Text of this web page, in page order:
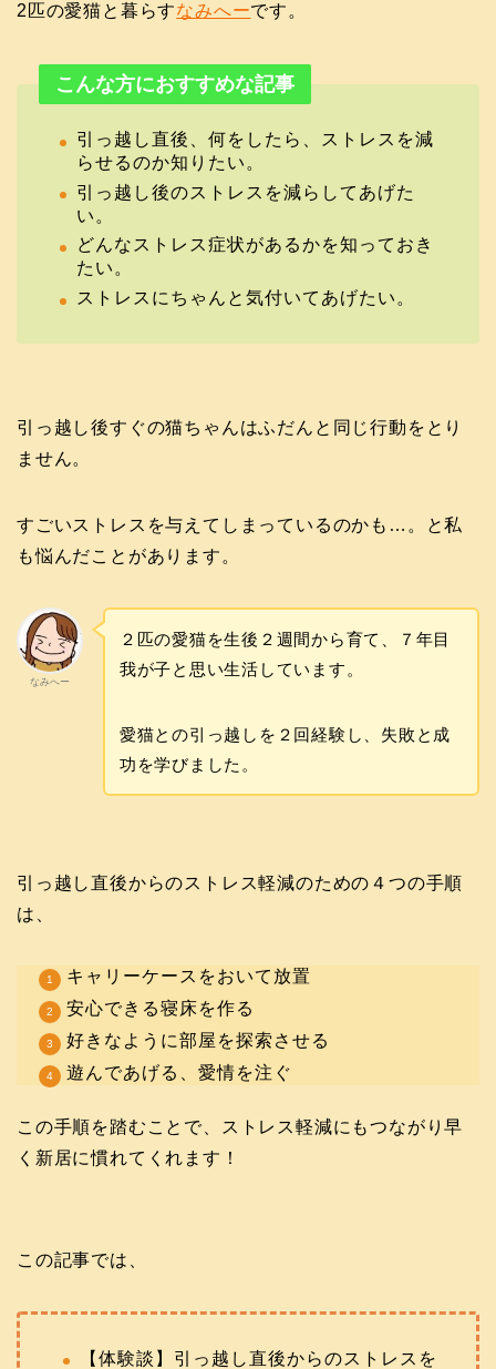
2匹の愛猫と暮らすなみへーです。
こんな方におすすめな記事
引っ越し直後、何をしたら、ストレスを減
らせるのか知りたい。
引っ越し後のストレスを減らしてあげた
い。
どんなストレス症状があるかを知っておき
たい。
ストレスにちゃんと気付いてあげたい。
引っ越し後すぐの猫ちゃんはふだんと同じ行動をとり
ません。
すごいストレスを与えてしまっているのかも…。と私
も悩んだことがあります。
なみへー
２匹の愛猫を生後２週間から育て、７年目
我が子と思い生活しています。
愛猫との引っ越しを２回経験し、失敗と成
功を学びました。
引っ越し直後からのストレス軽減のための４つの手順
は、
キャリーケースをおいて放置
安心できる寝床を作る
好きなように部屋を探索させる
遊んであげる、愛情を注ぐ
この手順を踏むことで、ストレス軽減にもつながり早
く新居に慣れてくれます！
この記事では、
【体験談】引っ越し直後からのストレスを